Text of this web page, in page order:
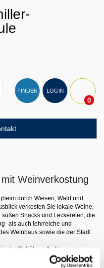
0
LOGIN
FINDEN
Weinverkostung
durch Wiesen, Wald und
verkosten Sie lokale Weine,
Snacks und Leckereien, die
als auch lehrreiche und
Weinbaus sowie die der Stadt
der Gebühr enthalten.